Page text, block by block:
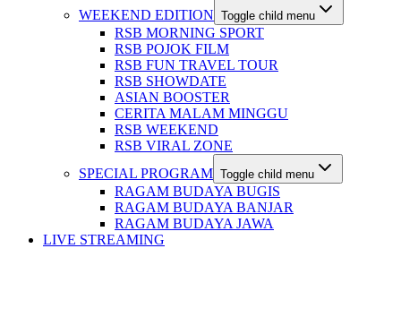
WEEKEND EDITION Toggle child menu
RSB MORNING SPORT
RSB POJOK FILM
RSB FUN TRAVEL TOUR
RSB SHOWDATE
ASIAN BOOSTER
CERITA MALAM MINGGU
RSB WEEKEND
RSB VIRAL ZONE
SPECIAL PROGRAM Toggle child menu
RAGAM BUDAYA BUGIS
RAGAM BUDAYA BANJAR
RAGAM BUDAYA JAWA
LIVE STREAMING